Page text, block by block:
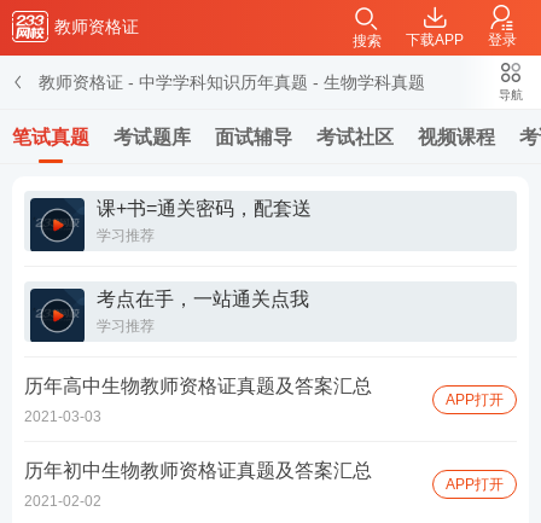
教师资格证
下载APP 登录
搜索
教师资格证 - 中学学科知识历年真题 - 生物学科真题
笔试真题 考试题库 面试辅导 考试社区 视频课程
导航
课+书=通关密码，配套送
学习推荐
考点在手，一站通关点我
学习推荐
历年高中生物教师资格证真题及答案汇总
2021-03-03
APP打开
历年初中生物教师资格证真题及答案汇总
2021-02-02
APP打开